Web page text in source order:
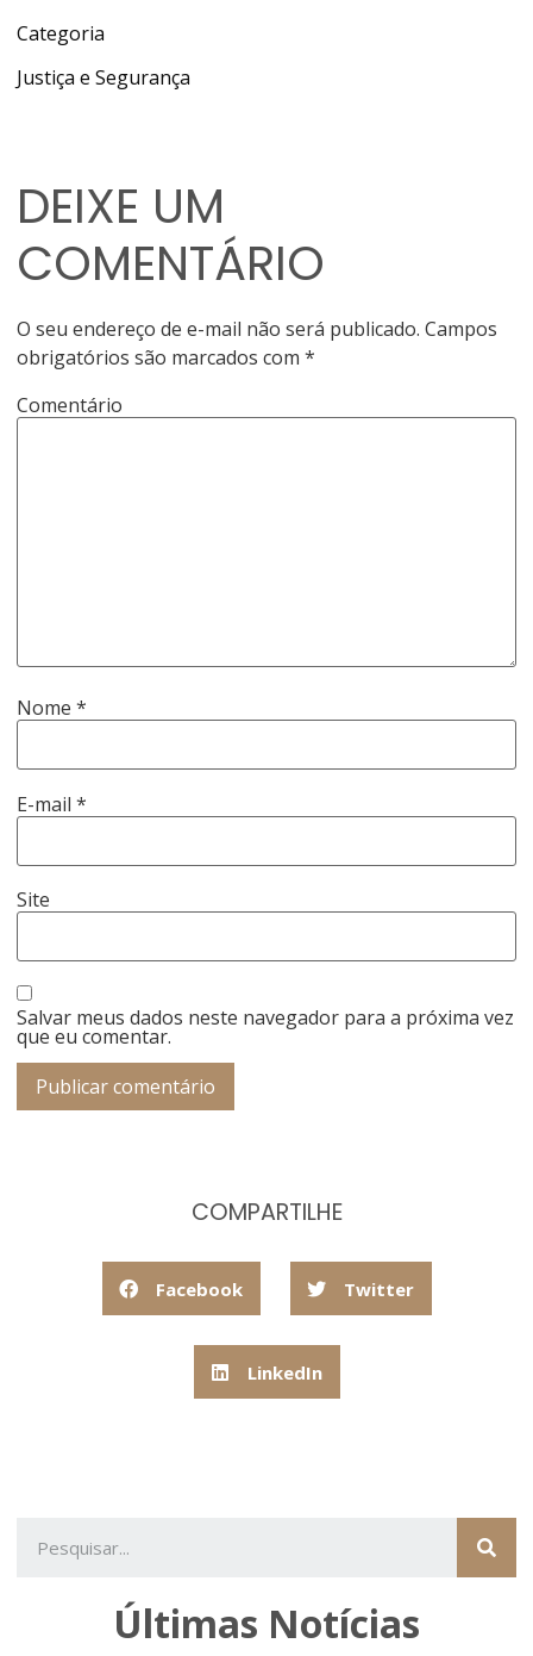
Categoria
Justiça e Segurança
DEIXE UM
COMENTÁRIO
O seu endereço de e-mail não será publicado. Campos
obrigatórios são marcados com*
Comentário
Nome*
E-mail*
Site
Salvar meus dados neste navegador para a próxima vez
que eu comentar.
COMPARTILHE
Facebook Twitter
LinkedIn
Últimas Notícias